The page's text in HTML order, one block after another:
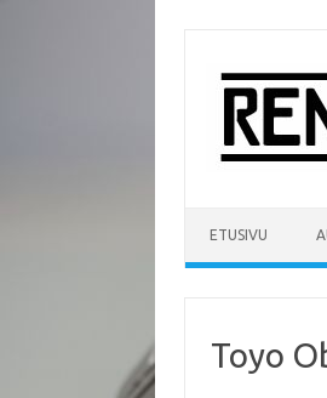
content
ETUSIVU
Toyo